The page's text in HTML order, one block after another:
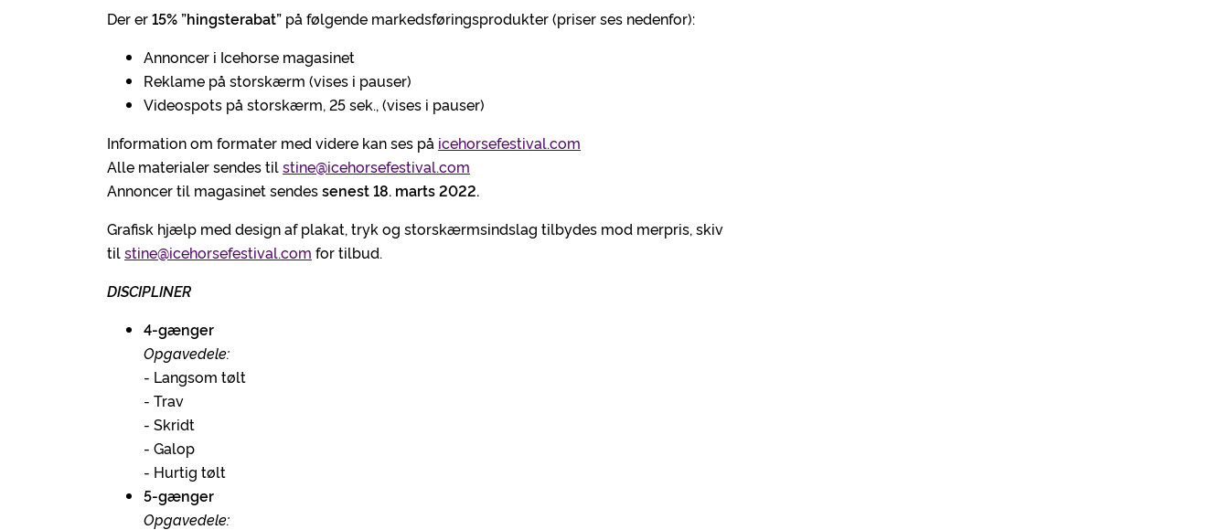
Der er15% ”hingsterabat” på følgende markedsføringsprodukter (priser ses nedenfor):
Annoncer i Icehorse magasinet
Reklame på storskærm (vises i pauser)
Videospots på storskærm, 25 sek., (vises i pauser)
Information om formater med videre kan ses på icehorsefestival.com
Alle materialer sendes tilstine@icehorsefestival.com
Annoncer til magasinet sendessenest 18. marts 2022.
Grafisk hjælp med design af plakat, tryk og storskærmsindslag tilbydes mod merpris, skiv
tilstine@icehorsefestival.com for tilbud.
DISCIPLINER
4-gænger
Opgavedele:
- Langsom tølt
- Trav
- Skridt
- Galop
- Hurtig tølt
5-gænger
Opgavedele: